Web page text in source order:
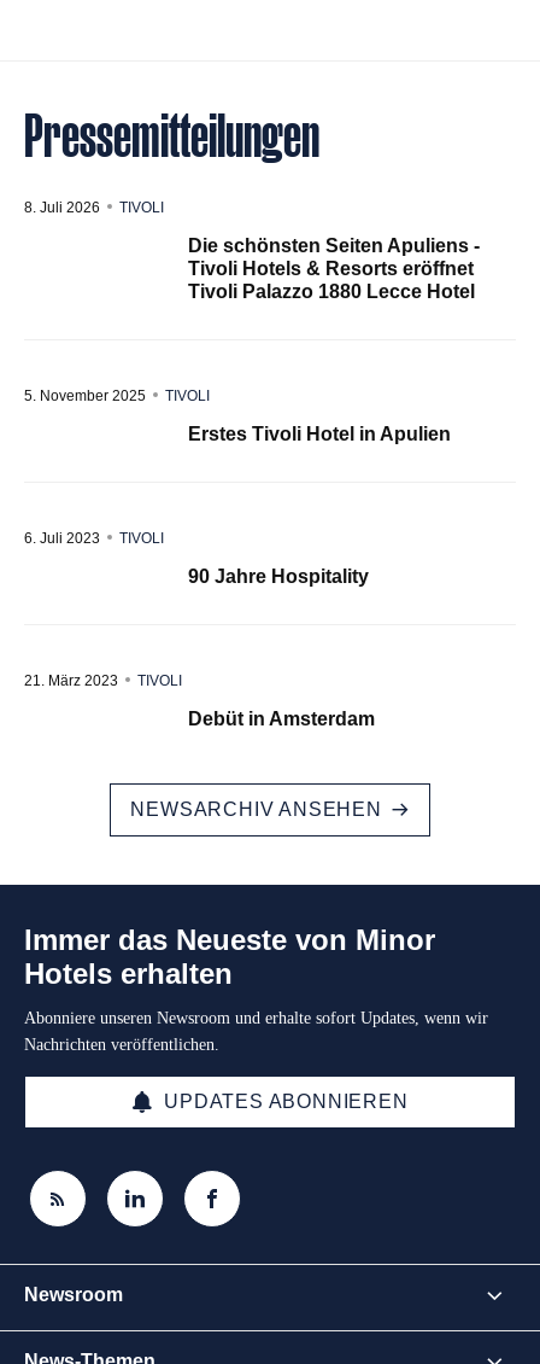
Pressemitteilungen
8. Juli 2026 TIVOLI
Die schönsten Seiten Apuliens -
Tivoli Hotels & Resorts eröffnet
Tivoli Palazzo 1880 Lecce Hotel
5. November 2025 TIVOLI
Erstes Tivoli Hotel in Apulien
6. Juli 2023 TIVOLI
90 Jahre Hospitality
21. März 2023 TIVOLI
Debüt in Amsterdam
NEWSARCHIV ANSEHEN
Immer das Neueste von Minor
Hotels erhalten
Abonniere unseren Newsroom und erhalte sofort Updates, wenn wir
Nachrichten veröffentlichen.
UPDATES ABONNIEREN
Newsroom